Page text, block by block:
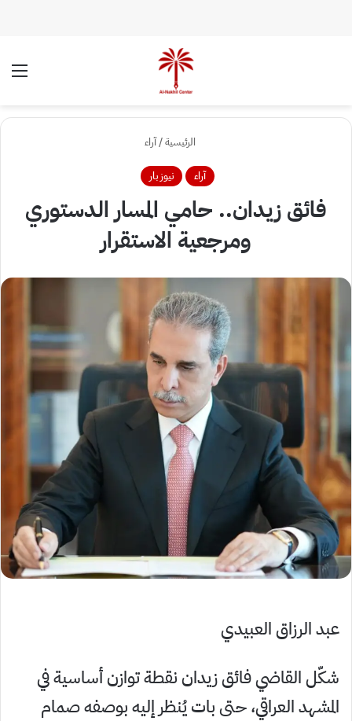
الرئيسية/آراء
آراء نيوز بار
فائق زيدان.. حامي المسار الدستوري
ومرجعية الاستقرار
عبد الرزاق العبيدي
شكّل القاضي فائق زيدان نقطة توازن أساسية في
المشهد العراقي، حتى بات يُنظر إليه بوصفه صمام